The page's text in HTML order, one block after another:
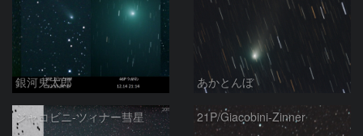
銀河鬼太郎 あかとんぼ
ジャコビニ-ツィナー彗星 21P/Giacobini-Zinner